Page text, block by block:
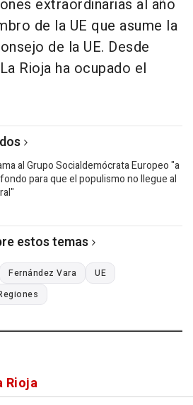
extraordinarias al año
de la UE que asume la
de la UE. Desde
Rioja ha ocupado el
al Grupo Socialdemócrata Europeo "a
para que el populismo no llegue al
estos temas
Fernández Vara
UE
Rioja